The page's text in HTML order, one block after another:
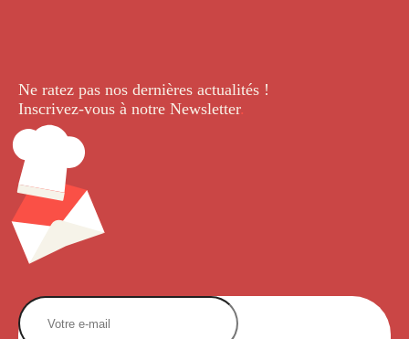
Ne ratez pas nos dernières actualités !
Inscrivez-vous à notre Newsletter.